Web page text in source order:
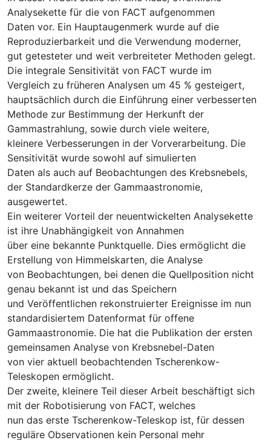
Analysekette für die von FACT aufgenommen
Daten vor. Ein Hauptaugenmerk wurde auf die
Reproduzierbarkeit und die Verwendung moderner,
gut getesteter und weit verbreiteter Methoden gelegt.
Die integrale Sensitivität von FACT wurde im
Vergleich zu früheren Analysen um 45 % gesteigert,
hauptsächlich durch die Einführung einer verbesserten
Methode zur Bestimmung der Herkunft der
Gammastrahlung, sowie durch viele weitere,
kleinere Verbesserungen in der Vorverarbeitung. Die
Sensitivität wurde sowohl auf simulierten
Daten als auch auf Beobachtungen des Krebsnebels,
der Standardkerze der Gammaastronomie,
ausgewertet.
Ein weiterer Vorteil der neuentwickelten Analysekette
ist ihre Unabhängigkeit von Annahmen
über eine bekannte Punktquelle. Dies ermöglicht die
Erstellung von Himmelskarten, die Analyse
von Beobachtungen, bei denen die Quellposition nicht
genau bekannt ist und das Speichern
und Veröffentlichen rekonstruierter Ereignisse im nun
standardisiertem Datenformat für offene
Gammaastronomie. Die hat die Publikation der ersten
gemeinsamen Analyse von Krebsnebel-Daten
von vier aktuell beobachtenden Tscherenkow-
Teleskopen ermöglicht.
Der zweite, kleinere Teil dieser Arbeit beschäftigt sich
mit der Robotisierung von FACT, welches
nun das erste Tscherenkow-Teleskop ist, für dessen
reguläre Observationen kein Personal mehr